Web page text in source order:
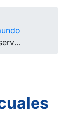
Atrás ¡La Asociación para la Observación del Océano Global (POGO) ha lanzado la nueva estrategia!